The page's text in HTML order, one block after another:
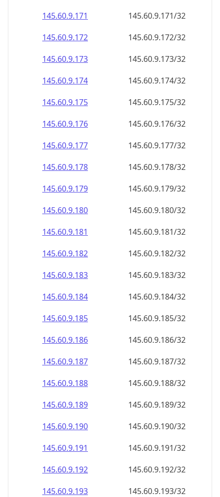
145.60.9.171
145.60.9.171/32
145.60.9.172
145.60.9.172/32
145.60.9.173
145.60.9.173/32
145.60.9.174
145.60.9.174/32
145.60.9.175
145.60.9.175/32
145.60.9.176
145.60.9.176/32
145.60.9.177
145.60.9.177/32
145.60.9.178
145.60.9.178/32
145.60.9.179
145.60.9.179/32
145.60.9.180
145.60.9.180/32
145.60.9.181
145.60.9.181/32
145.60.9.182
145.60.9.182/32
145.60.9.183
145.60.9.183/32
145.60.9.184
145.60.9.184/32
145.60.9.185
145.60.9.185/32
145.60.9.186
145.60.9.186/32
145.60.9.187
145.60.9.187/32
145.60.9.188
145.60.9.188/32
145.60.9.189
145.60.9.189/32
145.60.9.190
145.60.9.190/32
145.60.9.191
145.60.9.191/32
145.60.9.192
145.60.9.192/32
145.60.9.193
145.60.9.193/32